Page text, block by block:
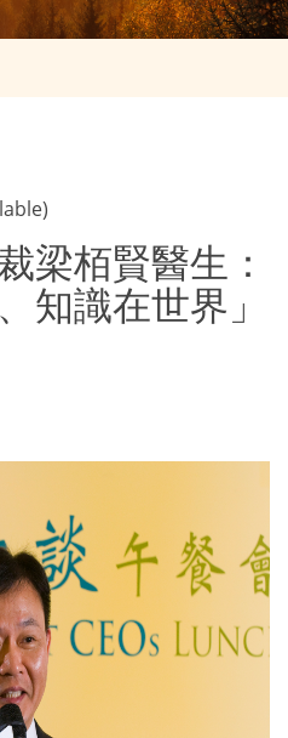
梁栢賢醫生：
知識在世界」